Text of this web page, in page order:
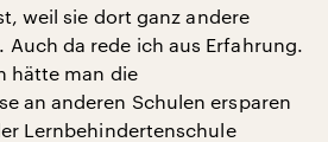
weil sie dort ganz andere
Auch da rede ich aus Erfahrung.
hätte man die
an anderen Schulen ersparen
Lernbehindertenschule